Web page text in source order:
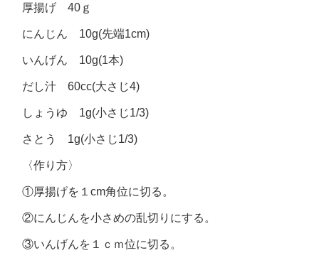
厚揚げ 40ｇ
にんじん 10g(先端1cm)
いんげん 10g(1本)
だし汁 60cc(大さじ4)
しょうゆ 1g(小さじ1/3)
さとう 1g(小さじ1/3)
〈作り方〉
①厚揚げを１cm角位に切る。
②にんじんを小さめの乱切りにする。
③いんげんを１ｃｍ位に切る。